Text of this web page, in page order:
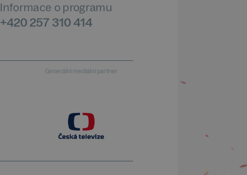
Informace o programu
+420 257 310 414
Generální mediální partner